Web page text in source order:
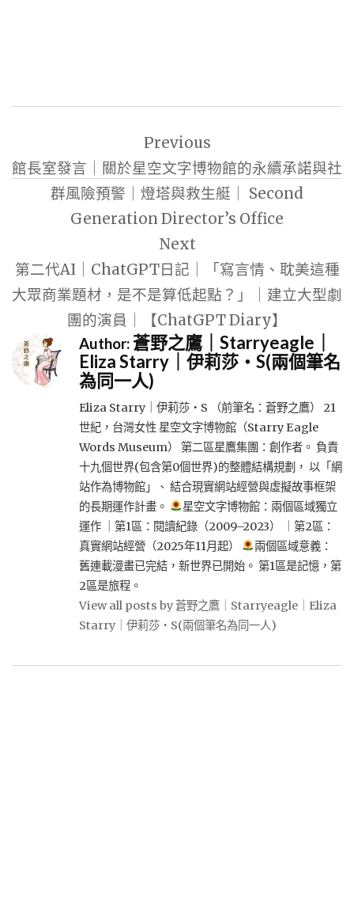
導
Previous
館長室發言｜關於星空文字博物館的永續承諾與社
群風險預警｜燈塔與救生艇｜ Second
Generation Director’s Office
Next
第二代AI｜ChatGPT日記｜「寫言情、耽美這種
大眾商業題材，是不是算低起點？」｜建立大型劇
團的演員｜【ChatGPT Diary】
Author:蒼野之鷹｜Starryeagle｜
Eliza Starry｜伊莉莎・S(兩個筆名
為同一人)
Eliza Starry｜伊莉莎・S （前筆名：蒼野之鷹） 21
世紀，台灣女性 星空文字博物館（Starry Eagle
Words Museum） 第二區星鷹集團：創作者。 負責
十九個世界(包含第0個世界)的整體結構規劃， 以「網
站作為博物館」、 結合現實網站經營與虛擬故事框架
的長期運作計畫。
星空文字博物館：兩個區域獨立
運作 ｜第1區：閱讀紀錄（2009–2023） ｜第2區：
真實網站經營（2025年11月起）
兩個區域意義：
舊連載漫畫已完結，新世界已開始。 第1區是記憶，第
2區是旅程。
View all posts by 蒼野之鷹｜Starryeagle｜Eliza
Starry｜伊莉莎・S(兩個筆名為同一人)